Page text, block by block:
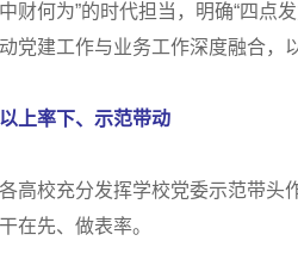
财何为”的时代担当，明确“四点
党建工作与业务工作深度融合，
以上率下、示范带动
校充分发挥学校党委示范带头作
在先、做表率。